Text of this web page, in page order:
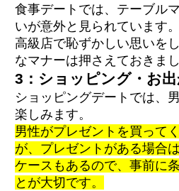
食事デートでは、テーブル
いが意外と見られています。
高級店で恥ずかしい思いを
なマナーは押さえておきまし
3：ショッピング・お
ショッピングデートでは、
楽しみます。
男性がプレゼントを買って
が、プレゼントがある場合
ケースもあるので、事前に
とが大切です。